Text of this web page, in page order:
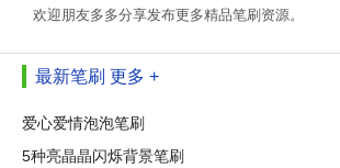
欢迎朋友多多分享发布更多精品笔刷资源。
最新笔刷 更多 +
爱心爱情泡泡笔刷
5种亮晶晶闪烁背景笔刷